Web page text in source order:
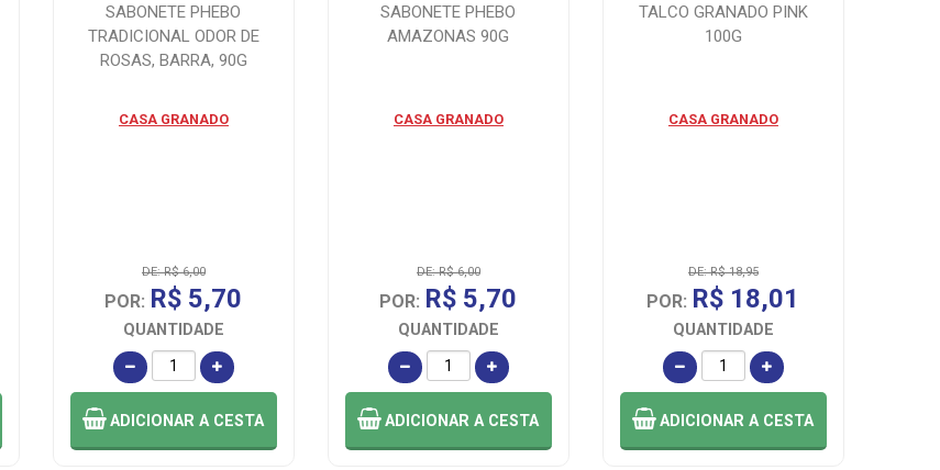
SABONETE PHEBO
TRADICIONAL ODOR DE
ROSAS, BARRA, 90G
CASA GRANADO
DE: R$ 6,00
POR: R$ 5,70
QUANTIDADE
ADICIONARA CESTA
SABONETE PHEBO
AMAZONAS 90G
CASA GRANADO
DE: R$ 6,00
POR: R$ 5,70
QUANTIDADE
ADICIONARA CESTA
TALCO GRANADO PINK
100G
CASA GRANADO
DE: R$ 18,95
POR: R$ 18,01
QUANTIDADE
ADICIONARA CESTA